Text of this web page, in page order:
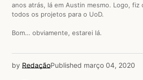
anos atrás, lá em Austin mesmo. Logo,
todos os projetos para o UoD.
Bom… obviamente, estarei lá.
by RedaçãoPublished março 04, 2020